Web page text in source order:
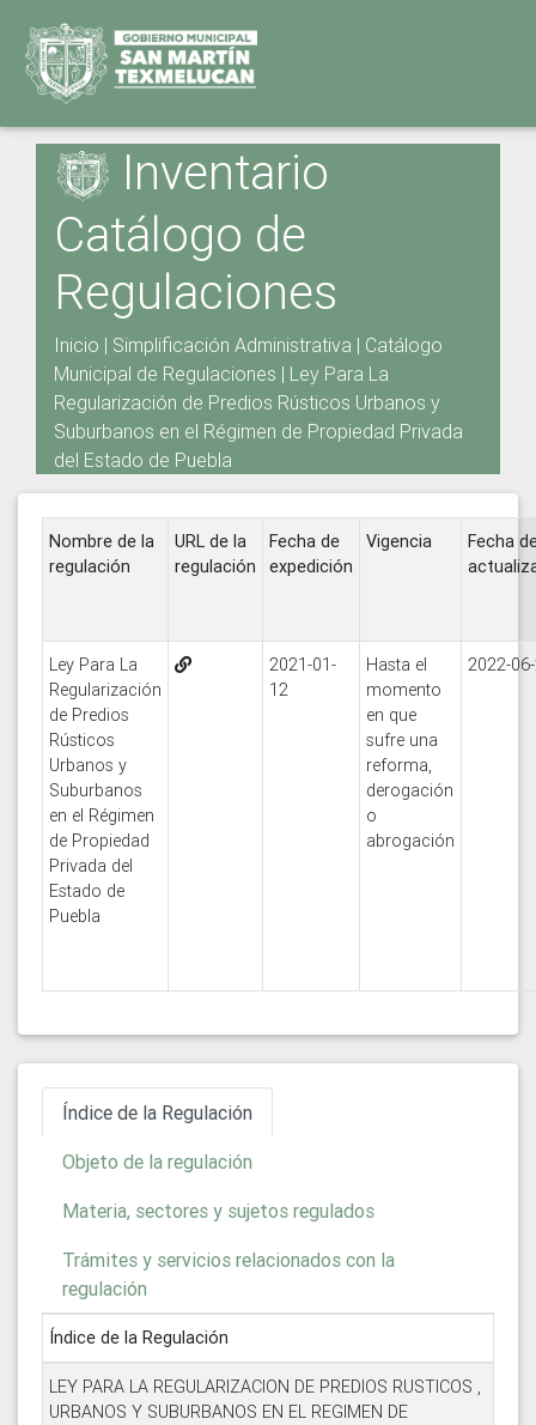
Inventario
Catálogo de
Regulaciones
Inicio | Simplificación Administrativa | Catálogo
Municipal de Regulaciones | Ley Para La
Regularización de Predios Rústicos Urbanos y
Suburbanos en el Régimen de Propiedad Privada
del Estado de Puebla
Nombre de la
regulación
URL de la
regulación
Fecha de
expedición
Vigencia
Fecha
Ley Para La
Regularización
de Predios
Rústicos
Urbanos y
Suburbanos
en el Régimen
de Propiedad
Privada del
Estado de
Puebla
2021-01-
12
Hasta el
momento
en que
sufre una
reforma,
derogación
o
abrogación
2022-
Índice de la Regulación
Objeto de la regulación
Materia, sectores y sujetos regulados
Trámites y servicios relacionados con la
regulación
Índice de la Regulación
LEY PARA LA REGULARIZACION DE PREDIOS RUSTICOS ,
URBANOS Y SUBURBANOS EN EL REGIMEN DE